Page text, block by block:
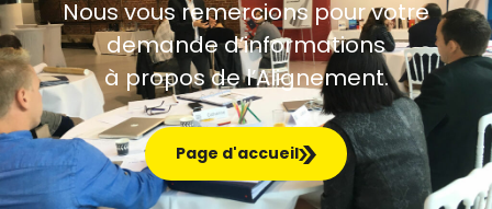
Nous vous remercions pour votre
demande d’informations
à propos de l’Alignement.
Page d'accueil